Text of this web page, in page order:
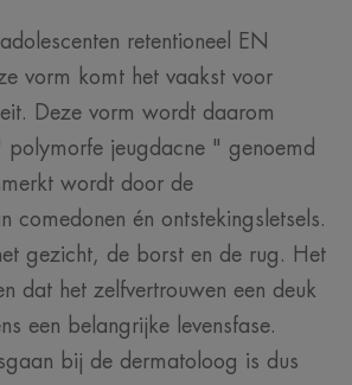
retentioneel EN
vorm komt het vaakst voor
Deze vorm wordt daarom
jeugdacne " genoemd
wordt door de
comedonen én ontstekingsletsels.
gezicht, de borst en de rug. Het
dat het zelfvertrouwen een deuk
een belangrijke levensfase.
bij de dermatoloog is dus